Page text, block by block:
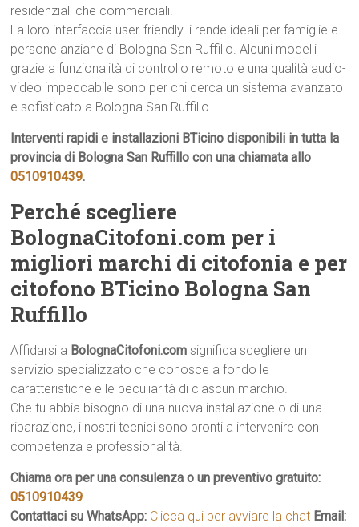
residenziali che commerciali.
La loro interfaccia user-friendly li rende ideali per famiglie e
persone anziane di Bologna San Ruffillo. Alcuni modelli
grazie a funzionalità di controllo remoto e una qualità audio-
video impeccabile sono per chi cerca un sistema avanzato
e sofisticato a Bologna San Ruffillo.
Interventi rapidi e installazioni BTicino disponibili in tutta la
provincia di Bologna San Ruffillo con una chiamata allo
0510910439.
Perché scegliere
BolognaCitofoni.com per i
migliori marchi di citofonia e per
citofono BTicino Bologna San
Ruffillo
Affidarsi a BolognaCitofoni.com significa scegliere un
servizio specializzato che conosce a fondo le
caratteristiche e le peculiarità di ciascun marchio.
Che tu abbia bisogno di una nuova installazione o di una
riparazione, i nostri tecnici sono pronti a intervenire con
competenza e professionalità.
Chiama ora per una consulenza o un preventivo gratuito:
0510910439
Contattaci su WhatsApp: Clicca qui per avviare la chat Email: